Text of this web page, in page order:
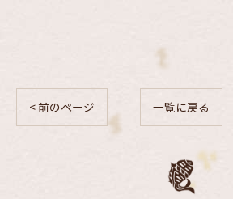
< 前のページ 一覧に戻る